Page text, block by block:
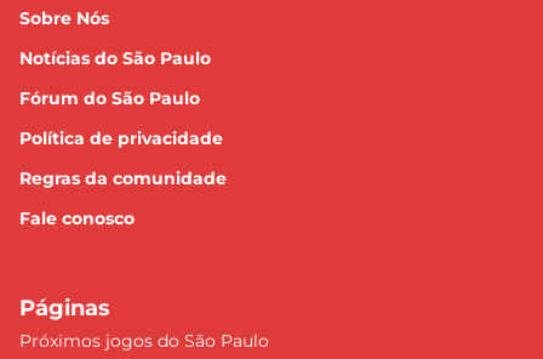
Sobre Nós
Notícias do São Paulo
Fórum do São Paulo
Política de privacidade
Regras da comunidade
Fale conosco
Páginas
Próximos jogos do São Paulo